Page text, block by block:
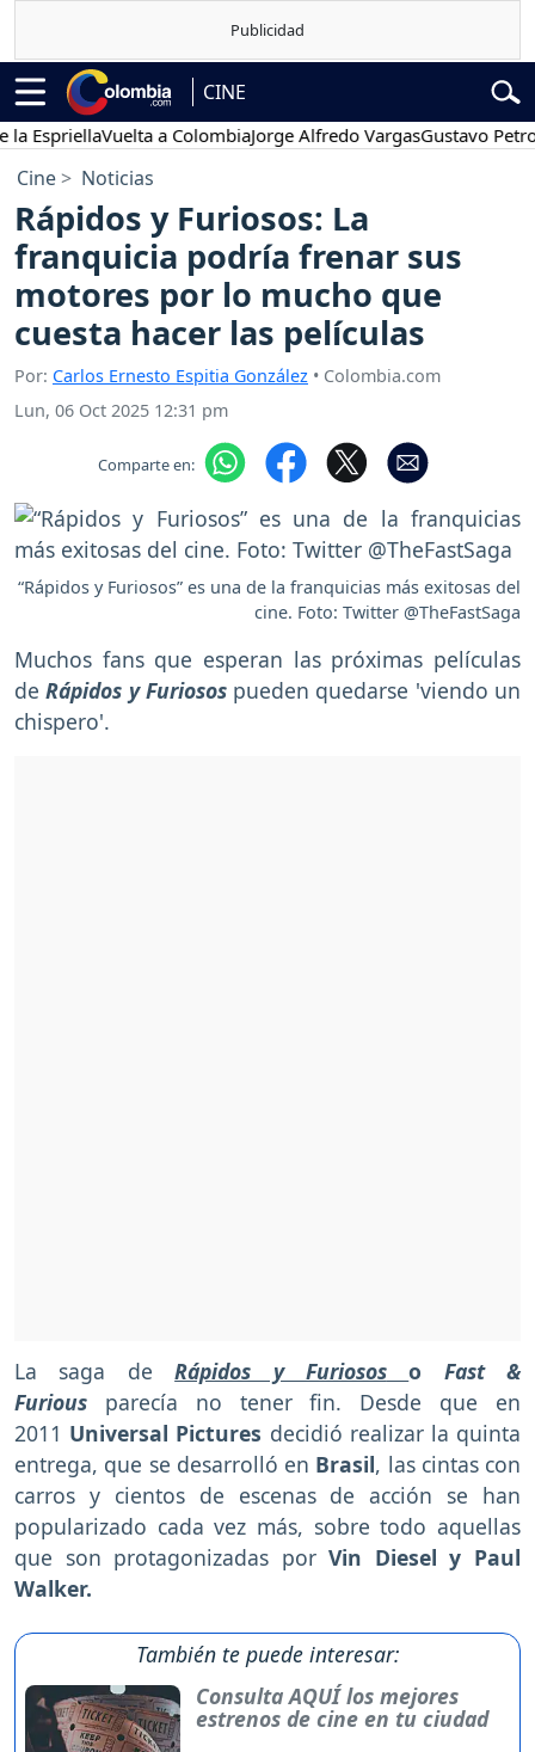
CINE
Vuelta a ColombiaJorge Alfredo VargasGustavo Petro
Cine Noticias
Rápidos y Furiosos: La
franquicia podría frenar sus
motores por lo mucho que
cuesta hacer las películas
Por: Carlos Ernesto Espitia González • Colombia.com
Lun, 06 Oct 2025 12:31 pm
Comparte en:
“Rápidos y Furiosos” es una de la franquicias más exitosas del
cine. Foto: Twitter @TheFastSaga
Muchos fans que esperan las próximas películas
deRápidos y Furiosospueden quedarse 'viendo un
chispero'.
La saga deRápidos y Furiosos o Fast &
Furious
parecía no tener fin. Desde que en
2011 Universal Pictures decidió realizar la quinta
entrega, que se desarrolló en Brasil, las cintas con
carros y cientos de escenas de acción se han
popularizado cada vez más, sobre todo aquellas
que son protagonizadas porVin Diesel y Paul
Walker.
También te puede interesar:
Consulta AQUÍ los mejores
estrenos de cine en tu ciudad